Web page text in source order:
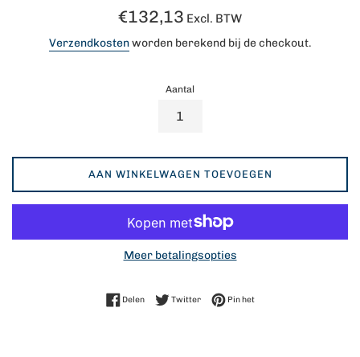
Normale
€132,13 Excl. BTW
Verzendkostenworden berekend bij de checkout.
Aantal
AAN WINKELWAGEN TOEVOEGEN
Meer betalingsopties
DelenDelen op Facebook
TwitterTwitteren op Twitter
Pin hetPinnen op Pinterest